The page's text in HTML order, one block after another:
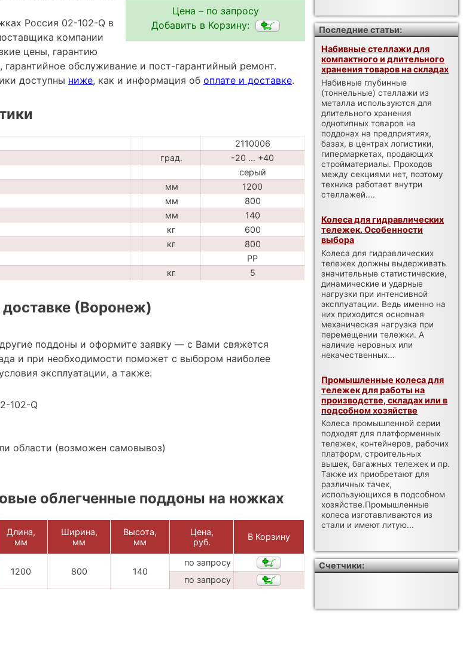
Цена – по запросу
Добавить в Корзину:
Россия 02-102-Q в
компании
цены, гарантию
обслуживание и пост-гарантийный ремонт.
доступны ниже, как и информация об оплате и доставке.
2110006
град.
-20 … +40
серый
мм
1200
мм
800
мм
140
кг
600
кг
800
PP
кг 5
(Воронеж)
поддоны и оформите заявку — с Вами свяжется
и при необходимости поможет с выбором наиболее
эксплуатации, а также:
102-Q
области (возможен самовывоз)
облегченные поддоны на ножках
Длина,
мм
Ширина,
мм
Высота,
мм
Цена,
руб.
В Корзину
1200
800 140
по запросу
по запросу
Последние статьи:
Набивные стеллажи для
компактного и длительного
хранения товаров на складах
Набивные глубинные
(тоннельные) стеллажи из
металла используются для
длительного хранения
однотипных товаров на
поддонах на предприятиях,
базах, в центрах логистики,
гипермаркетах, продающих
стройматериалы. Проходов
между секциями нет, поэтому
техника работает внутри
стеллажей....
Колеса для гидравлических
тележек. Особенности
выбора
Колеса для гидравлических
тележек должны выдерживать
значительные статистические,
динамические и ударные
нагрузки при интенсивной
эксплуатации. Ведь именно на
них приходится основная
механическая нагрузка при
перемещении тележки. А
наличие неровных или
некачественных...
Промышленные колеса для
тележек для работы на
производстве, складах или в
подсобном хозяйстве
Колеса промышленной серии
подходят для платформенных
тележек, контейнеров, рабочих
платформ, строительных
вышек, багажных тележек и пр.
Также их приобретают для
различных тачек,
использующихся в подсобном
хозяйстве.Промышленные
колеса изготавливаются из
стали и имеют литую...
Счетчики: